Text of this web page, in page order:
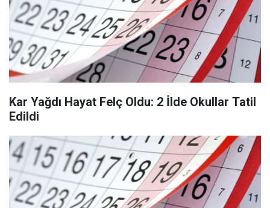
Kar Yağdı Hayat Felç Oldu: 2 İlde Okullar Tatil
Edildi